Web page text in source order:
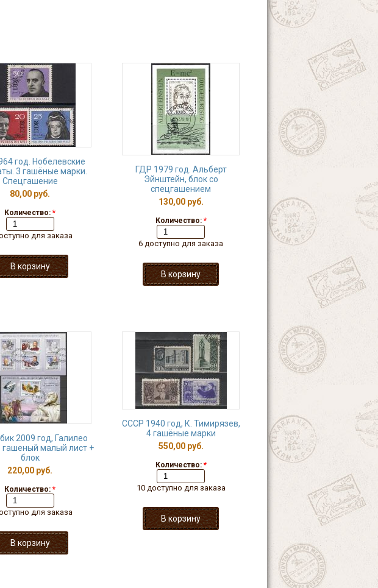
год. Нобелевские
3 гашёные марки.
Спецгашение
80,00 руб.
Количество: *
для заказа
ГДР 1979 год. Альберт
Эйнштейн, блок со
спецгашением
130,00 руб.
Количество: *
6 доступно для заказа
2009 год, Галилео
гашеный малый лист +
блок
220,00 руб.
Количество: *
для заказа
СССР 1940 год, К. Тимирязев,
4 гашёные марки
550,00 руб.
Количество: *
10 доступно для заказа